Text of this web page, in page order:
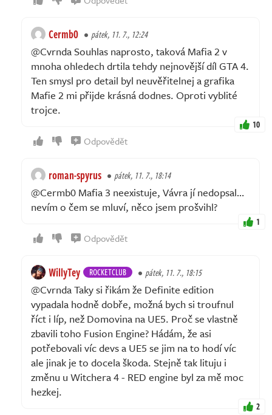
Cermb0 pátek, 11. 7., 12:24
@Cvrnda Souhlas naprosto, taková Mafia 2 v
mnoha ohledech drtila tehdy nejnovější díl GTA 4.
Ten smysl pro detail byl neuvěřitelnej a grafika
Mafie 2 mi přijde krásná dodnes. Oproti vyblité
trojce.
10
Odpovědět
roman-spyrus pátek, 11. 7., 18:14
@Cermb0 Mafia 3 neexistuje, Vávra jí nedopsal…
nevím o čem se mluví, něco jsem prošvihl?
1
Odpovědět
WillyTey ROCKETCLUB pátek, 11. 7., 18:15
@Cvrnda Taky si řikám že Definite edition
vypadala hodně dobře, možná bych si troufnul
říct i líp, než Domovina na UE5. Proč se vlastně
zbavili toho Fusion Engine? Hádám, že asi
potřebovali víc devs a UE5 se jim na to hodí víc
ale jinak je to docela škoda. Stejně tak lituju i
změnu u Witchera 4 - RED engine byl za mě moc
hezkej.
2